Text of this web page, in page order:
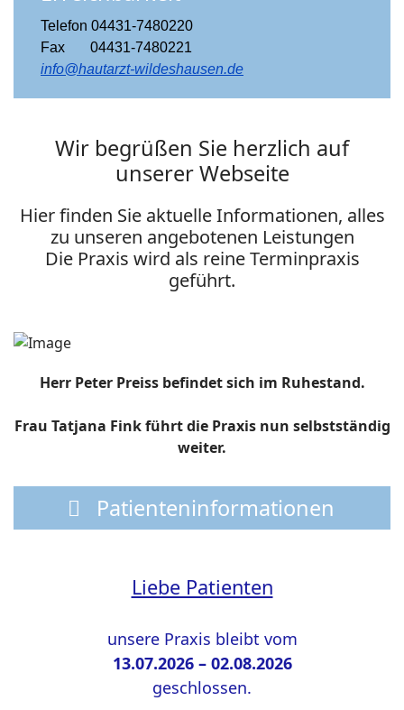
Telefon 04431-7480220
Fax 04431-7480221
info@hautarzt-wildeshausen.de
Wir begrüßen Sie herzlich auf
unserer Webseite
Hier finden Sie aktuelle Informationen, alles
zu unseren angebotenen Leistungen
Die Praxis wird als reine Terminpraxis
geführt.
Herr Peter Preiss befindet sich im Ruhestand.
Frau Tatjana Fink führt die Praxis nun selbstständig
weiter.
Patienteninformationen
Liebe Patienten
unsere Praxis bleibt vom
13.07.2026 – 02.08.2026
geschlossen.